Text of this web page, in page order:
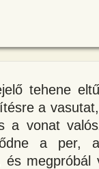
tehene
a
a vonat
a per,
megpróbál